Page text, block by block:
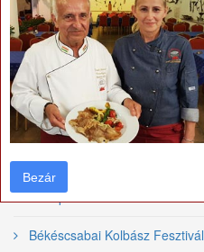
Nemzetközi Tiszai Halfesztivál
Bajai Halfőző Fesztivál
Szegedi Borfesztivál
Villányi vörösborfesztivál
Tolcsvai Borfesztivál
Budapesti Borfesztivál
Békéscsabai Kolbász Fesztivál
Bezár
Bezár